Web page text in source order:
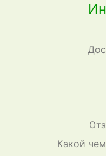
Какой